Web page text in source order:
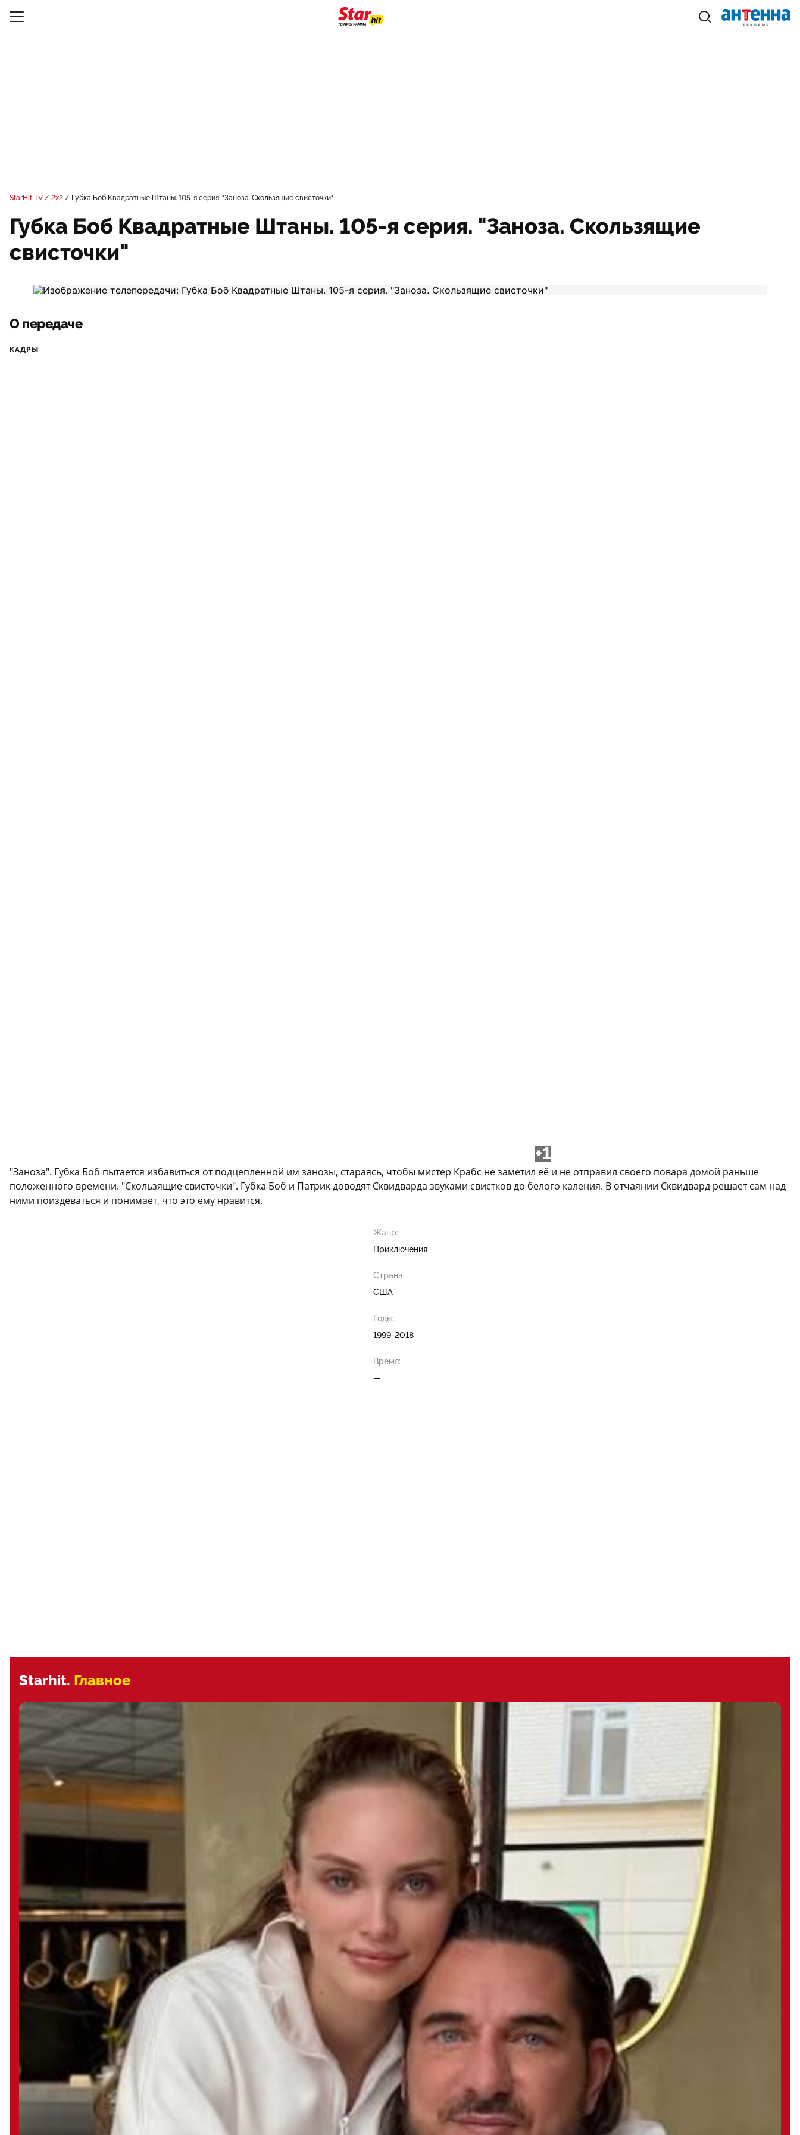
StarHit TV 2x2 Губка Боб Квадратные Штаны. 105-я серия. "Заноза. Скользящие свисточки"
Губка Боб Квадратные Штаны. 105-я серия. "Заноза. Скользящие
свисточки"
О передаче
КАДРЫ
+1
"Заноза". Губка Боб пытается избавиться от подцепленной им занозы, стараясь, чтобы мистер Крабс не заметил её и не отправил своего повара домой раньше
положенного времени. "Скользящие свисточки". Губка Боб и Патрик доводят Сквидварда звуками свистков до белого каления. В отчаянии Сквидвард решает сам над
ними поиздеваться и понимает, что это ему нравится.
Жанр:
Приключения
Страна:
США
Годы:
1999-2018
Время:
—
Starhit. Главное